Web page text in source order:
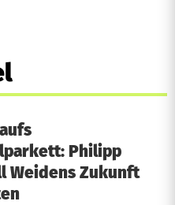
Philipp
Weidens Zukunft